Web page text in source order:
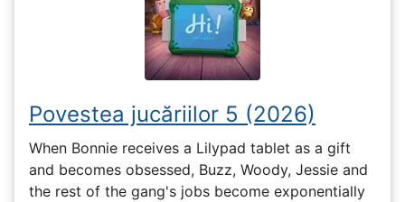
Povestea jucăriilor 5 (2026)
When Bonnie receives a Lilypad tablet as a gift
and becomes obsessed, Buzz, Woody, Jessie and
the rest of the gang's jobs become exponentially